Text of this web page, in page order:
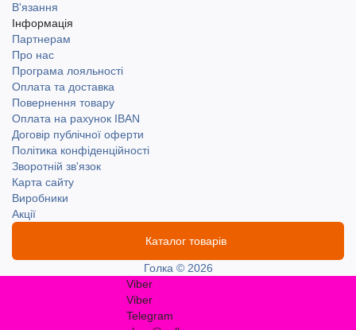
В'язання
Інформація
Партнерам
Про нас
Програма лояльності
Оплата та доставка
Повернення товару
Оплата на рахунок IBAN
Договір публічної оферти
Політика конфіденційності
Зворотній зв'язок
Карта сайту
Виробники
Акції
Каталог товарів
Голка © 2026
Viber
Viber
Telegram